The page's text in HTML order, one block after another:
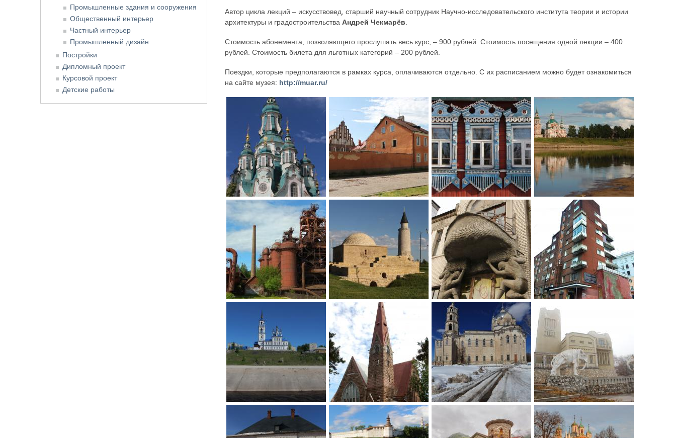
Автор цикла лекций – искусствовед, старший научный сотрудник Научно-исследовательского института теории и истории
архитектуры и градостроительстваАндрей Чекмарёв
Стоимость абонемента, позволяющего прослушать весь курс, – 900 рублей. Стоимость посещения одной лекции – 400
рублей. Стоимость билета для льготных категорий – 200 рублей.
Поездки, которые предполагаются в рамках курса, оплачиваются отдельно. С их расписанием можно будет ознакомиться
на сайте музея: http://muar.ru/
Промышленные здания и сооружения
Общественный интерьер
Частный интерьер
Промышленный дизайн
Постройки
Дипломный проект
Курсовой проект
Детские работы